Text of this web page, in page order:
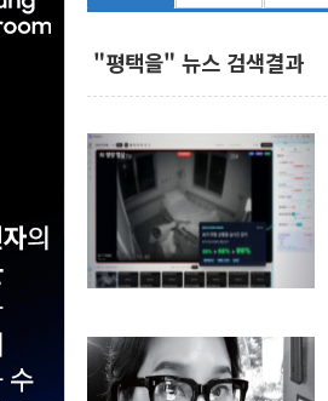
"평택을" 뉴스 검색결과